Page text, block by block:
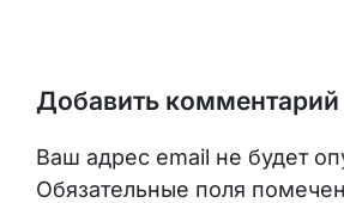
Добавить комментарий
Ваш адрес email не будет
Обязательные поля